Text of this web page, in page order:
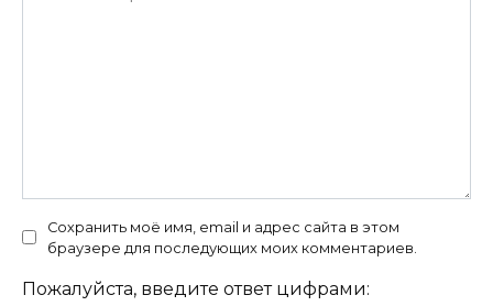
Сохранить моё имя, email и адрес сайта в этом
браузере для последующих моих комментариев.
Пожалуйста, введите ответ цифрами: